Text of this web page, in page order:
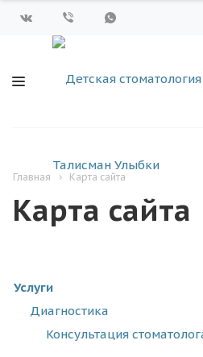
Главная Карта сайта
Карта сайта
Услуги
Диагностика
Консультация